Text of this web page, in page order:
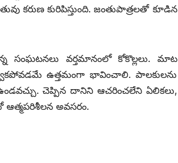
కరుణ కురిపిస్తుంది. జంతుపాత్రలతో కూడిన
సంఘటనలు వర్తమానంలో కోకొల్లలు. మాట
ఉత్తమంగా భావించాలి. పాలకులను
చెప్పిన దానిని ఆచరించలేని ఏలికలు,
ఆత్మపరిశీలన అవసరం.